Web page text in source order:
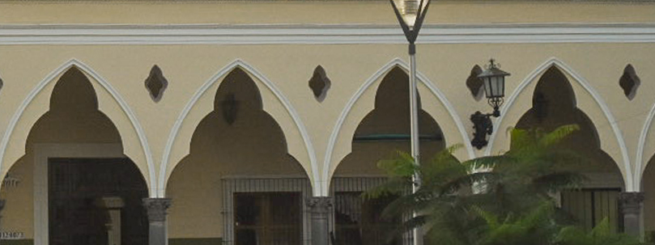
Servicios Públicos
Instituto de la Mujer
Tránsito y Vialidad
Gestión de la Ciudad
Youtube